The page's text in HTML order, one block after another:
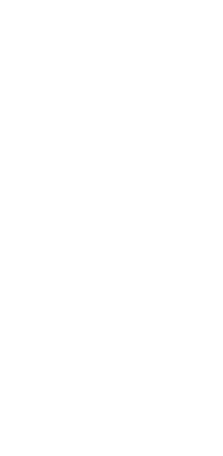
Desak Hotman